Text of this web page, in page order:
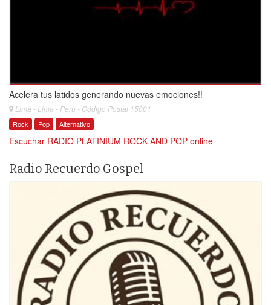
Acelera tus latidos generando nuevas emociones!!
Lima - Lima - Peru - Código Postal 15001
Rock Pop Alternativo
Escuchar RADIO PLATINIUM ROCK AND POP online
Radio Recuerdo Gospel